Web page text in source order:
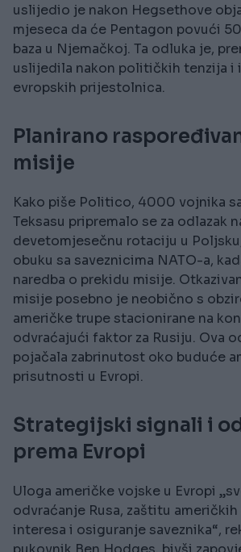
uslijedio je nakon Hegsethove
mjeseca da će Pentagon povući
baza u Njemačkoj. Ta odluka je,
uslijedila nakon političkih tenzija i
evropskih prijestolnica.
Planirano
misije
Kako piše Politico, 4000 vojnika
Teksasu pripremalo se za odlazak
devetomjesečnu rotaciju u
obuku sa saveznicima NATO-a,
naredba o prekidu misije.
misije posebno je neobično s
američke trupe stacionirane na
odvraćajući faktor za Rusiju. Ova
pojačala zabrinutost oko buduće
prisutnosti u Evropi.
Strategijski signali i
prema Evropi
Uloga američke vojske u Evropi
odvraćanje Rusa, zaštitu
interesa i osiguranje saveznika“,